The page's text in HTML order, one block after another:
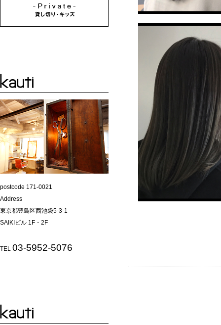
postcode 171-0021
Address
東京都豊島区西池袋5-3-1
SAIKIビル 1F・2F
TEL 03-5952-5076